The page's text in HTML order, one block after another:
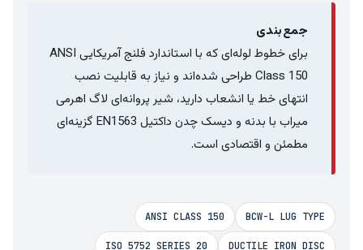
جمع‌بندی
برای خطوط لوله‌ای که با استاندارد فلنج آمریکایی ANSI
Class 150 طراحی شده‌اند و نیاز به قابلیت نصب
انتهای خط یا انشعاب دارید، شیر پروانه‌ای لاگ اهرمی
میراب با بدنه و دیسک چدن داکتیل EN1563 گزینه‌ای
مطمئن و اقتصادی است.
BCW-L LUG TYPE
ANSI CLASS 150
DUCTILE IRON DISC
ISO 5752 SERIES 20